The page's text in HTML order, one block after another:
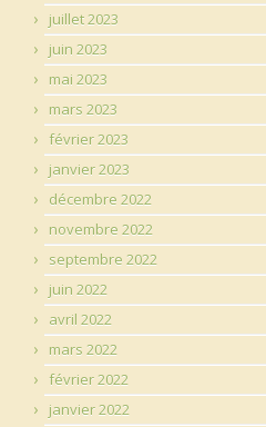
juillet 2023
juin 2023
mai 2023
mars 2023
février 2023
janvier 2023
décembre 2022
novembre 2022
septembre 2022
juin 2022
avril 2022
mars 2022
février 2022
janvier 2022